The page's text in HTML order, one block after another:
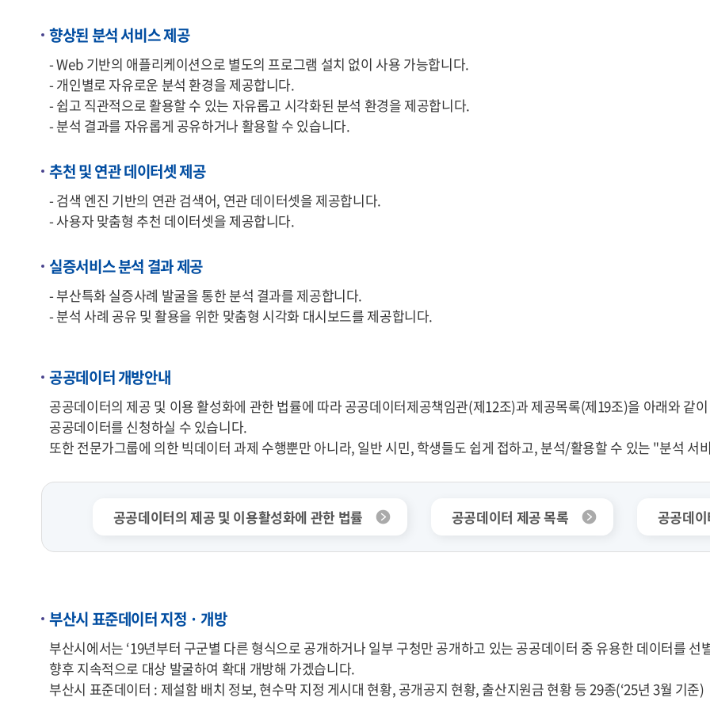
향상된 분석 서비스 제공
- Web 기반의 애플리케이션으로 별도의 프로그램 설치 없이 사용 가능합니다.
- 개인별로 자유로운 분석 환경을 제공합니다.
- 쉽고 직관적으로 활용할 수 있는 자유롭고 시각화된 분석 환경을 제공합니다.
- 분석 결과를 자유롭게 공유하거나 활용할 수 있습니다.
추천 및 연관 데이터셋 제공
- 검색 엔진 기반의 연관 검색어, 연관 데이터셋을 제공합니다.
- 사용자 맞춤형 추천 데이터셋을 제공합니다.
실증서비스 분석 결과 제공
- 부산특화 실증사례 발굴을 통한 분석 결과를 제공합니다.
- 분석 사례 공유 및 활용을 위한 맞춤형 시각화 대시보드를 제공합니다.
공공데이터 개방안내
공공데이터의 제공 및 이용 활성화에 관한 법률에 따라 공공데이터제공책임관(제12조)과 제공목록(제19조)을 아래와 같
공공데이터를 신청하실 수 있습니다.
또한 전문가그룹에 의한 빅데이터 과제 수행뿐만 아니라, 일반 시민, 학생들도 쉽게 접하고, 분석/활용할 수 있는 "분석 서
공공데이터의 제공 및 이용활성화에 관한 법률 공공데이터 제공 목록 공공데
부산시 표준데이터 지정 · 개방
부산시에서는 ‘19년부터 구군별 다른 형식으로 공개하거나 일부 구청만 공개하고 있는 공공데이터 중 유용한 데이터를
향후 지속적으로 대상 발굴하여 확대 개방해 가겠습니다.
부산시 표준데이터 : 제설함 배치 정보, 현수막 지정 게시대 현황, 공개공지 현황, 출산지원금 현황 등 29종(‘25년 3월 기준)